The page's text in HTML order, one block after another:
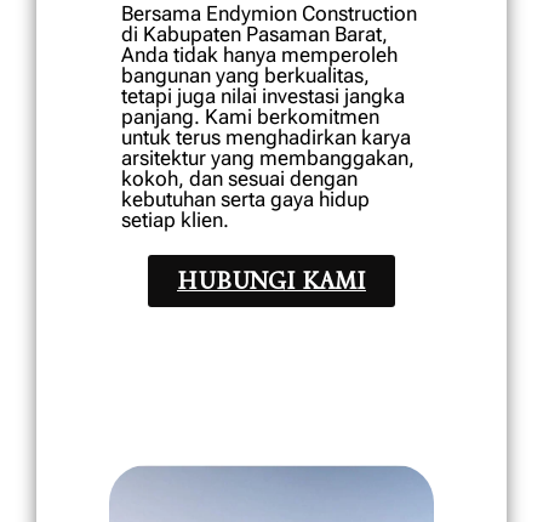
Bersama Endymion Construction
di Kabupaten Pasaman Barat,
Anda tidak hanya memperoleh
bangunan yang berkualitas,
tetapi juga nilai investasi jangka
panjang. Kami berkomitmen
untuk terus menghadirkan karya
arsitektur yang membanggakan,
kokoh, dan sesuai dengan
kebutuhan serta gaya hidup
setiap klien.
HUBUNGI KAMI